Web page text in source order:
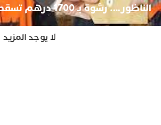
الناظور…. رشوة بـ 1700 درهم تسقط عون سلطة بزايو .
لا يوجد المزيد